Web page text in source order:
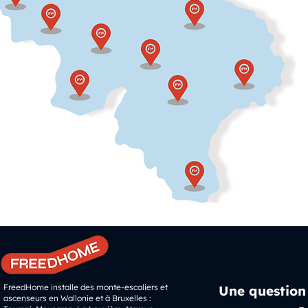
FreedHome installe des monte-escaliers et
ascenseurs en Wallonie et à Bruxelles :
Une